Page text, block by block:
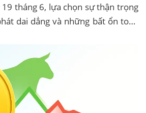
tháng 6, lựa chọn sự thận trọng
dai dẳng và những bất ổn toàn